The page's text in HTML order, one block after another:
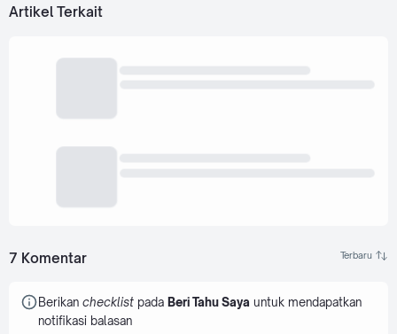
Artikel Terkait
7 Komentar
Berikan checklistpada Beri Tahu Saya untuk mendapatkan
notifikasi balasan